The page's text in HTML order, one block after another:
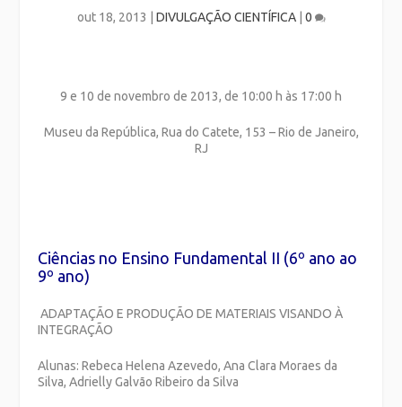
out 18, 2013 DIVULGAÇÃO CIENTÍFICA| 0
9 e 10 de novembro de 2013, de 10:00 h às 17:00 h
Museu da República, Rua do Catete, 153 – Rio de Janeiro,
RJ
Ciências no Ensino Fundamental II (6º ano ao
9º ano)
ADAPTAÇÃO E PRODUÇÃO DE MATERIAIS VISANDO À
INTEGRAÇÃO
Alunas: Rebeca Helena Azevedo, Ana Clara Moraes da
Silva, Adrielly Galvão Ribeiro da Silva